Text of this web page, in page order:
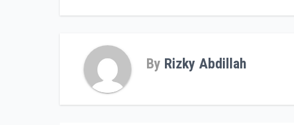
By Rizky Abdillah